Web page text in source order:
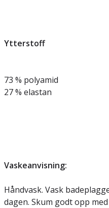
Ytterstoff
73 % polyamid
27 % elastan
Vaskeanvisning:
Håndvask. Vask
dagen. Skum godt opp